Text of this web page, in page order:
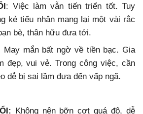
: Việc làm vẫn tiến triển tốt. Tuy
kẻ tiểu nhân mang lại một vài rắc
bè, thân hữu đưa tới.
May mắn bất ngờ về tiền bạc. Gia
đẹp, vui vẻ. Trong công việc, cần
dễ bị sai lầm đưa đến vấp ngã.
Không nên bỡn cợt quá độ, dễ